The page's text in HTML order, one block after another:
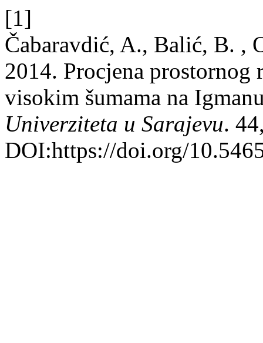
[1]
Čabaravdić, A., Balić, B. ,
2014. Procjena prostornog
visokim šumama na
Univerziteta u Sarajevu.
DOI:https://doi.org/